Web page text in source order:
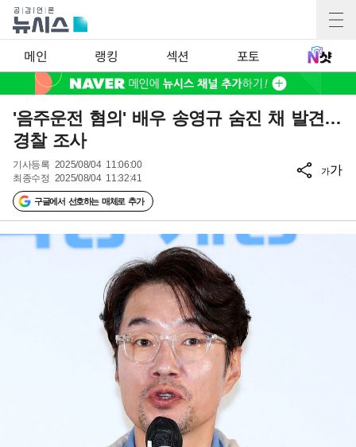
메인 랭킹 섹션 포토
'음주운전 혐의' 배우 송영규 숨진 채 발견…
경찰 조사
기사등록 2025/08/04 11:06:00
최종수정 2025/08/04 11:32:41
구글에서 선호하는 매체로 추가
가가